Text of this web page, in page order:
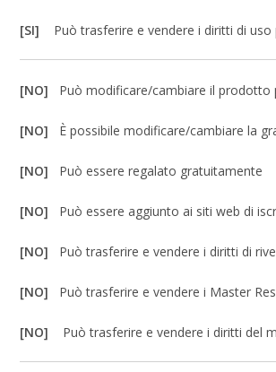
[SI] Può trasferire e vendere i diritti di uso
[NO] Può modificare/cambiare il prodotto
[NO] È possibile modificare/cambiare la
[NO] Può essere regalato gratuitamente
[NO] Può essere aggiunto ai siti web di
[NO] Può trasferire e vendere i diritti di
[NO] Può trasferire e vendere i Master
[NO] Può trasferire e vendere i diritti del